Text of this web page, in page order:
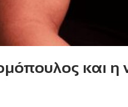
και η